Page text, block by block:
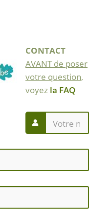
CONTACT
AVANT de poser
votre question,
voyez la FAQ